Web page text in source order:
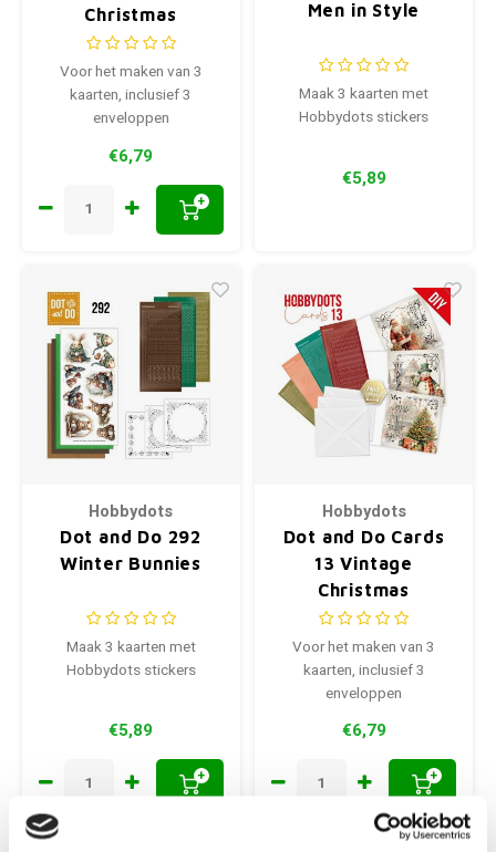
Christmas
Voor het maken van 3
kaarten, inclusief 3
enveloppen
€6,79
+
Men in Style
Maak 3 kaarten met
Hobbydots stickers
€5,89
Hobbydots
Dot and Do 292
Winter Bunnies
Maak 3 kaarten met
Hobbydots stickers
€5,89
+
Hobbydots
Dot and Do Cards
13 Vintage
Christmas
Voor het maken van 3
kaarten, inclusief 3
enveloppen
€6,79
+